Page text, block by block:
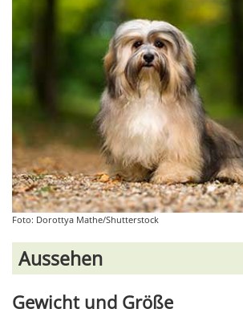
Foto: Dorottya Mathe/Shutterstock
Aussehen
Gewicht und Größe